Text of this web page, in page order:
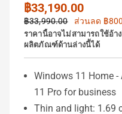
฿33,190.00
฿33,990.00
ส่วนลด ฿
ราคานี้อาจไม่สามารถใช้อ้
ผลิตภัณฑ์ด้านล่างนี้ได้
Windows 11 Home
11 Pro for business
Thin and light: 1.69